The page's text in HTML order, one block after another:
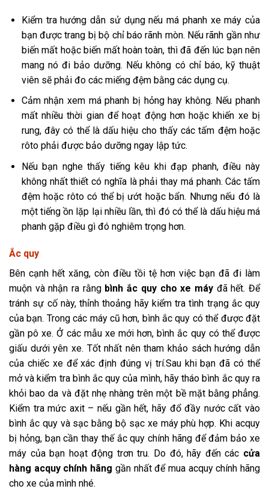
Kiểm tra hướng dẫn sử dụng nếu má phanh xe máy của
bạn được trang bị bộ chỉ báo rãnh mòn. Nếu rãnh gần như
biến mất hoặc biến mất hoàn toàn, thì đã đến lúc bạn nên
mang nó đi bảo dưỡng. Nếu không có chỉ báo, kỹ thuật
viên sẽ phải đo các miếng đệm bằng các dụng cụ.
Cảm nhận xem má phanh bị hỏng hay không. Nếu phanh
mất nhiều thời gian để hoạt động hơn hoặc khiến xe bị
rung, đây có thể là dấu hiệu cho thấy các tấm đệm hoặc
rôto phải được bảo dưỡng ngay lập tức.
Nếu bạn nghe thấy tiếng kêu khi đạp phanh, điều này
không nhất thiết có nghĩa là phải thay má phanh. Các tấm
đệm hoặc rôto có thể bị ướt hoặc bẩn. Nhưng nếu đó là
một tiếng ồn lặp lại nhiều lần, thì đó có thể là dấu hiệu má
phanh gặp điều gì đó nghiêm trọng hơn.
Ắc quy
Bên cạnh hết xăng, còn điều tồi tệ hơn việc bạn đã đi làm
muộn và nhận ra rằng bình ắc quy cho xe máyđã hết. Để
tránh sự cố này, thỉnh thoảng hãy kiểm tra tình trạng ắc quy
của bạn. Trong các máy cũ hơn, bình ắc quy có thể được đặt
gần pô xe. Ở các mẫu xe mới hơn, bình ắc quy có thể được
giấu dưới yên xe. Tốt nhất nên tham khảo sách hướng dẫn
của chiếc xe để xác định đúng vị trí.Sau khi bạn đã có thể
mở và kiểm tra bình ắc quy của mình, hãy tháo bình ắc quy ra
khỏi bao da và đặt nhẹ nhàng trên một bề mặt bằng phẳng.
Kiểm tra mức axit – nếu gần hết, hãy đổ đầy nước cất vào
bình ắc quy và sạc bằng bộ sạc xe máy phù hợp. Khi acquy
bị hỏng, bạn cần thay thế ắc quy chính hãng để đảm bảo xe
máy của bạn hoạt động trơn tru. Do đó, hãy đến các cửa
hàng acquy chính hãng gần nhất để mua acquy chính hãng
cho xe của mình nhé.